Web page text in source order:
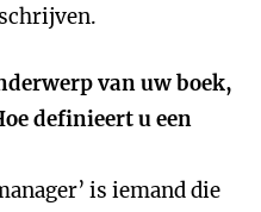
van uw boek,
definieert u een
is iemand die